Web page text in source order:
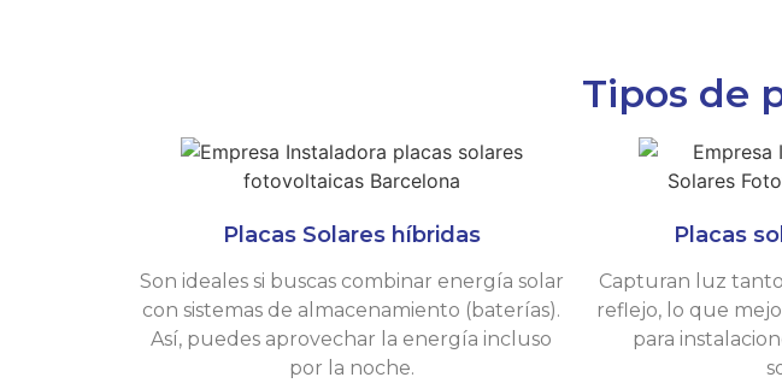
Tipos de
Placas Solares híbridas
Son ideales si buscas combinar energía solar
con sistemas de almacenamiento (baterías).
Así, puedes aprovechar la energía incluso
por la noche.
Placas
Capturan luz
reflejo, lo que
para